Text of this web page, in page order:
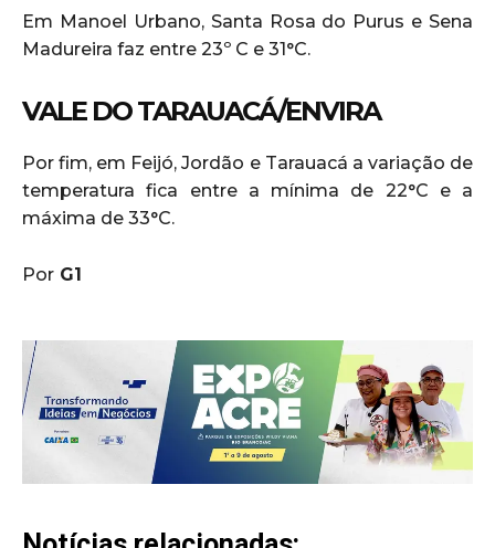
Em Manoel Urbano, Santa Rosa do Purus e Sena
Madureira faz entre 23º C e 31°C.
VALE DO TARAUACÁ/ENVIRA
Por fim, em Feijó, Jordão e Tarauacá a variação de
temperatura fica entre a mínima de 22°C e a
máxima de 33°C.
Por G1